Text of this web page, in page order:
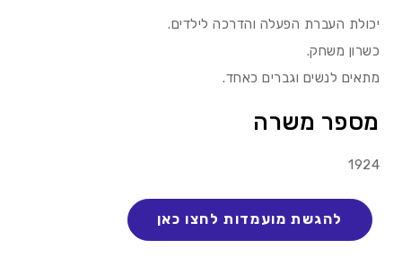
יכולת העברת הפעלה והדרכה לילדים.
כשרון משחק.
מתאים לנשים וגברים כאחד.
מספר משרה
1924